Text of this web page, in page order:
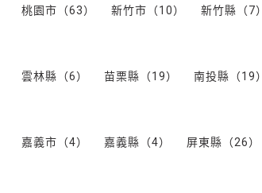
桃園市（63） 新竹市（10） 新竹縣（7）
雲林縣（6） 苗栗縣（19） 南投縣（19）
嘉義市（4） 嘉義縣（4） 屏東縣（26）